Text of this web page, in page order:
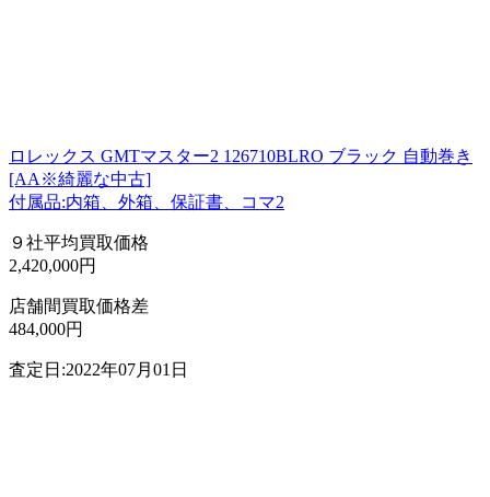
ロレックス GMTマスター2 126710BLRO ブラック 自動巻き
[AA※綺麗な中古]
付属品:内箱、外箱、保証書、コマ2
９社平均買取価格
2,420,000円
店舗間買取価格差
484,000円
査定日:2022年07月01日